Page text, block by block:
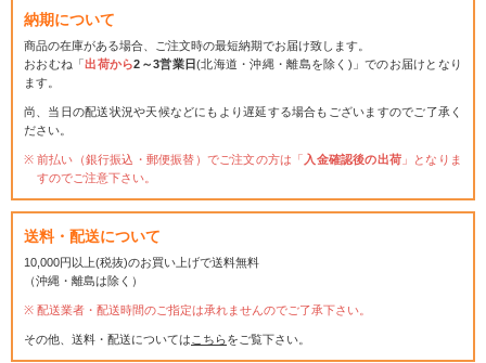
納期について
商品の在庫がある場合、ご注文時の最短納期でお届け致します。
おおむね「出荷から2～3営業日(北海道・沖縄・離島を除く)」でのお届けとなり
ます。
尚、当日の配送状況や天候などにもより遅延する場合もございますのでご了承く
ださい。
前払い（銀行振込・郵便振替）でご注文の方は「 入金確認後の出荷 」となりま
すのでご注意下さい。
送料・配送について
10,000円以上(税抜)のお買い上げで送料無料
（沖縄・離島は除く）
配送業者・配送時間のご指定は承れませんのでご了承下さい。
その他、送料・配送については こちらをご覧下さい。